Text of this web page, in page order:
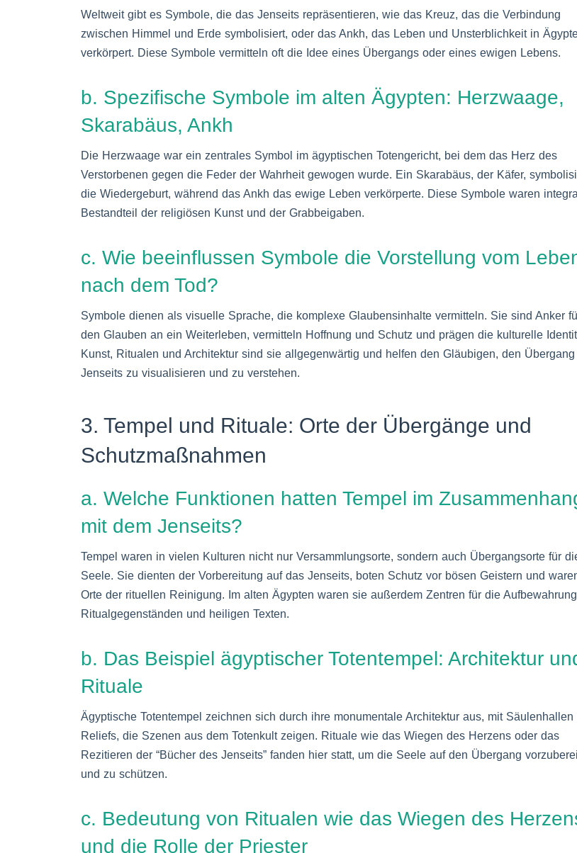
Weltweit gibt es Symbole, die das Jenseits repräsentieren, wie das Kreuz, das die Verbindung
zwischen Himmel und Erde symbolisiert, oder das Ankh, das Leben und Unsterblichkeit in
verkörpert. Diese Symbole vermitteln oft die Idee eines Übergangs oder eines ewigen Lebens.
b. Spezifische Symbole im alten Ägypten: Herzwaage,
Skarabäus, Ankh
Die Herzwaage war ein zentrales Symbol im ägyptischen Totengericht, bei dem das Herz des
Verstorbenen gegen die Feder der Wahrheit gewogen wurde. Ein Skarabäus, der Käfer,
die Wiedergeburt, während das Ankh das ewige Leben verkörperte. Diese Symbole waren
Bestandteil der religiösen Kunst und der Grabbeigaben.
c. Wie beeinflussen Symbole die Vorstellung vom
nach dem Tod?
Symbole dienen als visuelle Sprache, die komplexe Glaubensinhalte vermitteln. Sie sind Anker
den Glauben an ein Weiterleben, vermitteln Hoffnung und Schutz und prägen die kulturelle
Kunst, Ritualen und Architektur sind sie allgegenwärtig und helfen den Gläubigen, den
Jenseits zu visualisieren und zu verstehen.
3. Tempel und Rituale: Orte der Übergänge und
Schutzmaßnahmen
a. Welche Funktionen hatten Tempel im
mit dem Jenseits?
Tempel waren in vielen Kulturen nicht nur Versammlungsorte, sondern auch Übergangsorte für
Seele. Sie dienten der Vorbereitung auf das Jenseits, boten Schutz vor bösen Geistern und
Orte der rituellen Reinigung. Im alten Ägypten waren sie außerdem Zentren für die
Ritualgegenständen und heiligen Texten.
b. Das Beispiel ägyptischer Totentempel: Architektur
Rituale
Ägyptische Totentempel zeichnen sich durch ihre monumentale Architektur aus, mit Säulenhallen
Reliefs, die Szenen aus dem Totenkult zeigen. Rituale wie das Wiegen des Herzens oder das
Rezitieren der “Bücher des Jenseits” fanden hier statt, um die Seele auf den Übergang
und zu schützen.
c. Bedeutung von Ritualen wie das Wiegen des
und die Rolle der Priester